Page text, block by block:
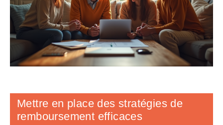
Mettre en place des stratégies de
remboursement efficaces